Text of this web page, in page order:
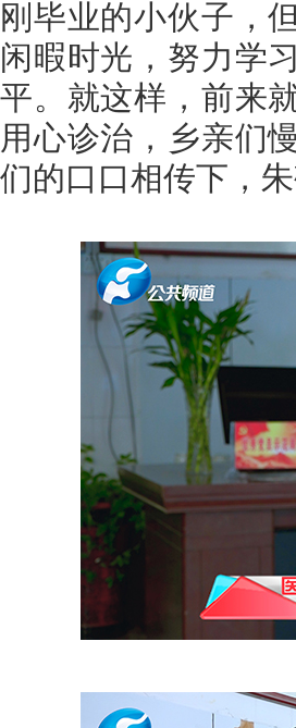
刚毕业的小伙子，
闲暇时光，努力学
平。就这样，前来
用心诊治，乡亲们
们的口口相传下，